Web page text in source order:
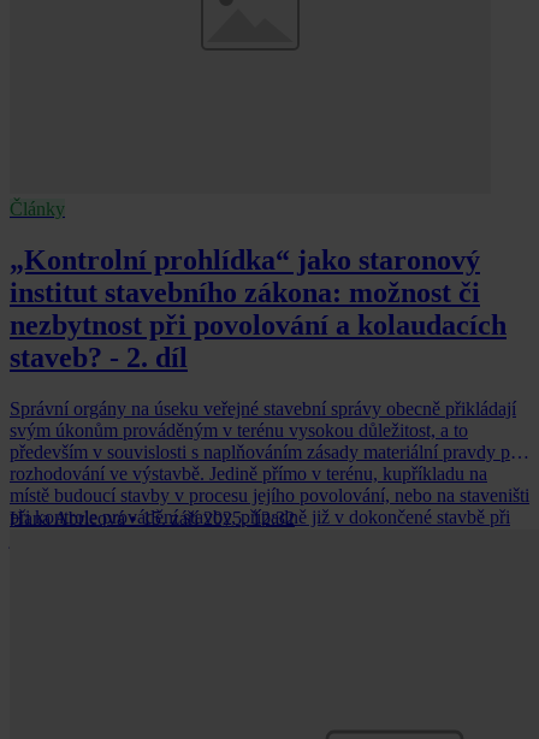
Články
„Kontrolní prohlídka“ jako staronový
institut stavebního zákona: možnost či
nezbytnost při povolování a kolaudacích
staveb? - 2. díl
Správní orgány na úseku veřejné stavební správy obecně přikládají
svým úkonům prováděným v terénu vysokou důležitost, a to
především v souvislosti s naplňováním zásady materiální pravdy při
rozhodování ve výstavbě. Jedině přímo v terénu, kupříkladu na
místě budoucí stavby v procesu jejího povolování, nebo na staveništi
při kontrole provádění stavby, případně již v dokončené stavbě při
Hana Abrleová • 15. září 2025, 12:32